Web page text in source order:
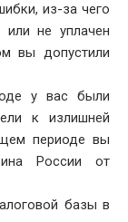
из-за чего
не уплачен
вы допустили
у вас были
к излишней
периоде вы
России от
базы в